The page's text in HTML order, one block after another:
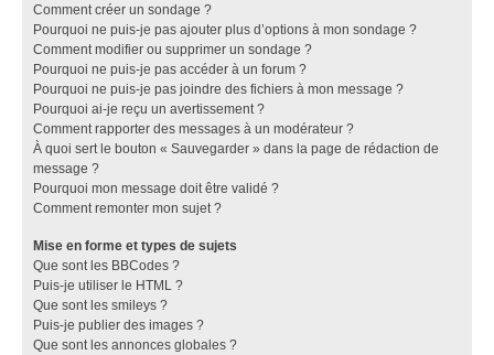
Comment créer un sondage ?
Pourquoi ne puis-je pas ajouter plus d’options à mon sondage ?
Comment modifier ou supprimer un sondage ?
Pourquoi ne puis-je pas accéder à un forum ?
Pourquoi ne puis-je pas joindre des fichiers à mon message ?
Pourquoi ai-je reçu un avertissement ?
Comment rapporter des messages à un modérateur ?
À quoi sert le bouton « Sauvegarder » dans la page de rédaction de
message ?
Pourquoi mon message doit être validé ?
Comment remonter mon sujet ?
Mise en forme et types de sujets
Que sont les BBCodes ?
Puis-je utiliser le HTML ?
Que sont les smileys ?
Puis-je publier des images ?
Que sont les annonces globales ?